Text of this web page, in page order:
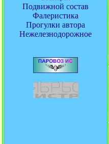
Подвижной состав
Фалеристика
Прогулки автора
Нежелезнодорожное